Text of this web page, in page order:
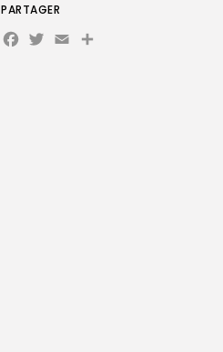
PARTAGER
Facebook
Twitter
Email